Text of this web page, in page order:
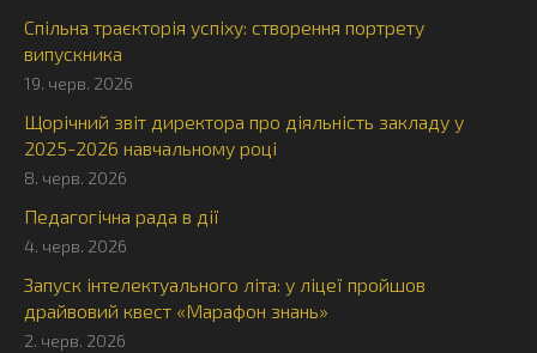
Спільна траєкторія успіху: створення портрету
випускника
19. черв. 2026
Щорічний звіт директора про діяльність закладу у
2025-2026 навчальному році
8. черв. 2026
Педагогічна рада в дії
4. черв. 2026
Запуск інтелектуального літа: у ліцеї пройшов
драйвовий квест «Марафон знань»
2. черв. 2026